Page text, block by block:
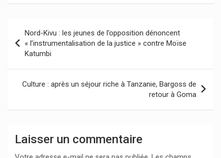
de
l’article
Nord-Kivu : les jeunes de l’opposition dénoncent
« l’instrumentalisation de la justice » contre Moïse
Katumbi
Culture : après un séjour riche à Tanzanie, Bargoss de
retour à Goma
Laisser un commentaire